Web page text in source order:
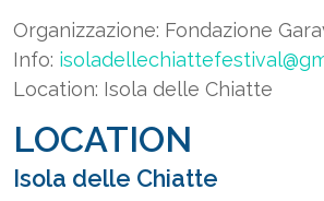
Organizzazione: Fondazione
Info:
Location: Isola delle Chiatte
LOCATION
Isola delle Chiatte